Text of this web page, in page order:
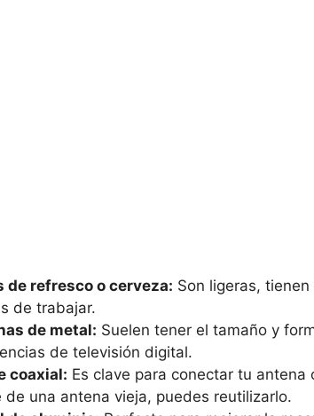
de refresco o cerveza: Son ligeras,
de trabajar.
de metal: Suelen tener el tamaño y
de televisión digital.
coaxial: Es clave para conectar tu
de una antena vieja, puedes reutilizarlo.